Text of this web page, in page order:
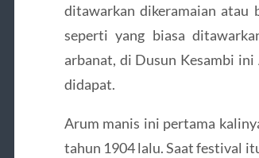
ditawarkan dikeramaian atau
seperti yang biasa
arbanat, di Dusun Kesambi
didapat.
Arum manis ini pertama
tahun 1904 lalu. Saat festival